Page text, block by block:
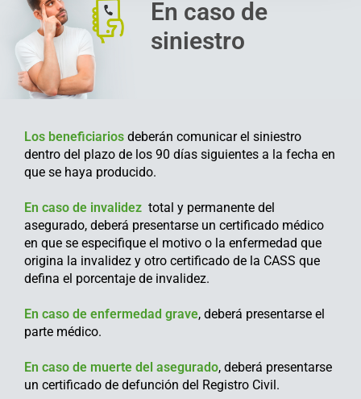
En caso de
siniestro
Los beneficiarios deberán comunicar el siniestro
dentro del plazo de los 90 días siguientes a la fecha en
que se haya producido.
En caso de invalidez total y permanente del
asegurado, deberá presentarse un certificado médico
en que se especifique el motivo o la enfermedad que
origina la invalidez y otro certificado de la CASS que
defina el porcentaje de invalidez.
En caso de enfermedad grave, deberá presentarse el
parte médico.
En caso de muerte del asegurado, deberá presentarse
un certificado de defunción del Registro Civil.